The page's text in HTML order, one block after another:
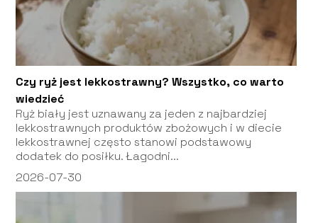
Czy ryż jest lekkostrawny? Wszystko, co warto
wiedzieć
Ryż biały jest uznawany za jeden z najbardziej
lekkostrawnych produktów zbożowych i w diecie
lekkostrawnej często stanowi podstawowy
dodatek do posiłku. Łagodni...
2026-07-30